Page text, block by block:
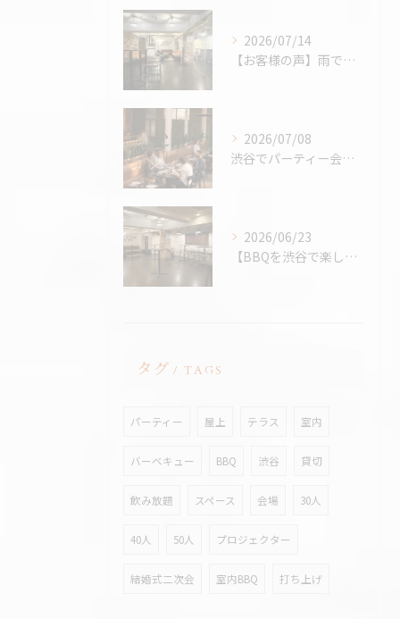
2026/07/14
【お客様の声】雨でも最高のBBQに。「外より楽しかった！」と嬉しいお声をいただきました
2026/07/08
渋谷でパーティー会場を探すコツ完全版｜パーティープランナー歴24年の筆者が解説
2026/06/23
【BBQを渋谷で楽しむなら、熱中症対策万全の室内BBQ！貸切...
タグ TAGS
パーティー 屋上 テラス 室内
バーベキュー BBQ 渋谷 貸切
飲み放題 スペース 会場 30人
40人 50人 プロジェクター
結婚式二次会 室内BBQ 打ち上げ